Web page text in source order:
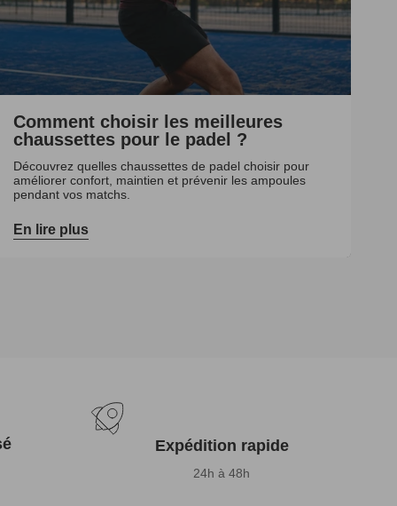
Comment choisir les meilleures
chaussettes pour le padel ?
Découvrez quelles chaussettes de padel choisir pour
améliorer confort, maintien et prévenir les ampoules
pendant vos matchs.
En lire plus
Expédition rapide
24h à 48h